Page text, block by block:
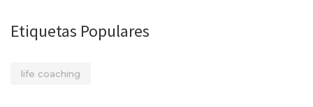
Etiquetas Populares
life coaching